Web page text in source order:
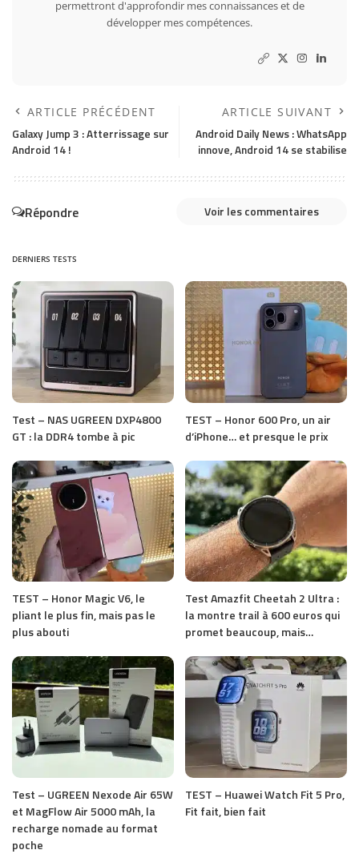
permettront d'approfondir mes connaissances et de
développer mes compétences.
ARTICLE PRÉCÉDENT
Galaxy Jump 3 : Atterrissage sur
Android 14 !
ARTICLE SUIVANT
Android Daily News : WhatsApp
innove, Android 14 se stabilise
Répondre Voir les commentaires
DERNIERS TESTS
Test – NAS UGREEN DXP4800
GT : la DDR4 tombe à pic
TEST – Honor 600 Pro, un air
d’iPhone… et presque le prix
TEST – Honor Magic V6, le
pliant le plus fin, mais pas le
plus abouti
Test Amazfit Cheetah 2 Ultra :
la montre trail à 600 euros qui
promet beaucoup, mais…
Test – UGREEN Nexode Air 65W
et MagFlow Air 5000 mAh, la
recharge nomade au format
poche
TEST – Huawei Watch Fit 5 Pro,
Fit fait, bien fait